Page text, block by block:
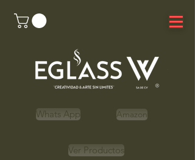
Ver Productos
Whats App Amazon